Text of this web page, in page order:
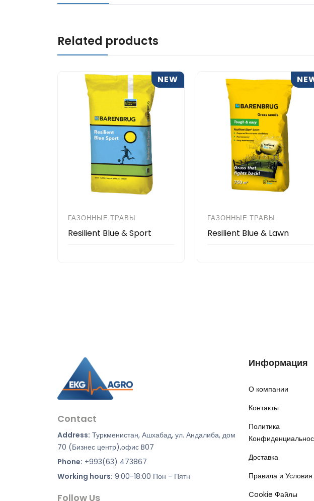
Related products
NEW
ГАЗОННЫЕ ТРАВЫ
Resilient Blue & Sport
ГАЗОННЫЕ ТРАВЫ
Resilient Blue & Lawn
Contact
Address: Туркменистан, Ашхабад, ул. Андалиба, дом
70 (Бизнес центр),офис B07
Phone: +993(63) 473867
Working hours: 9:00-18:00 Пон - Пятн
Follow Us
Информация
О компании
Контакты
Политика
Доставка
Правила и Условия
Cookie Файлы